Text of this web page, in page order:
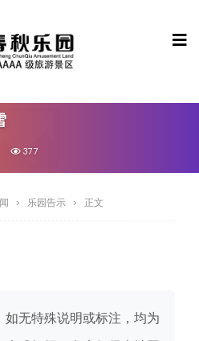
377
乐园告示 正文
如无特殊说明或标注，均为